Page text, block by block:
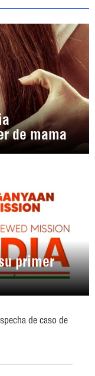
de mama
primer
de caso de